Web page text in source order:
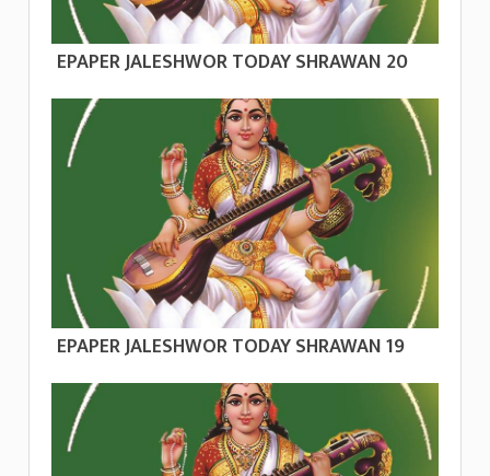
EPAPER JALESHWOR TODAY SHRAWAN 20
EPAPER JALESHWOR TODAY SHRAWAN 19